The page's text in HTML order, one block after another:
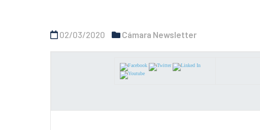
02/03/2020 Cámara Newsletter